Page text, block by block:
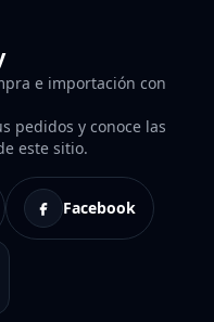
e importación con
pedidos y conoce las
este sitio.
Facebook